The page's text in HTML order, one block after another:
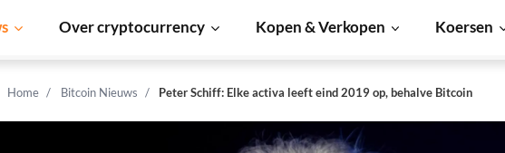
Over cryptocurrency Kopen & Verkopen Koersen
Home Bitcoin Nieuws Peter Schiff: Elke activa leeft eind 2019 op, behalve Bitcoin